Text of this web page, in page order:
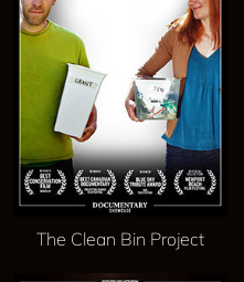
The Clean Bin Project